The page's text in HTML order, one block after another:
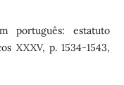
português: estatuto
XXXV, p. 1534-1543,